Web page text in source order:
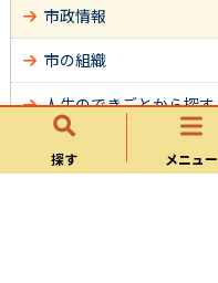
探す メニュー
市政情報
市の組織
人生のできごとから探す
すぐメール(緊急災害情報)